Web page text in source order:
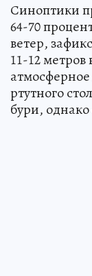
Синоптики
64-70
ветер,
11-12
ртутного
бури,